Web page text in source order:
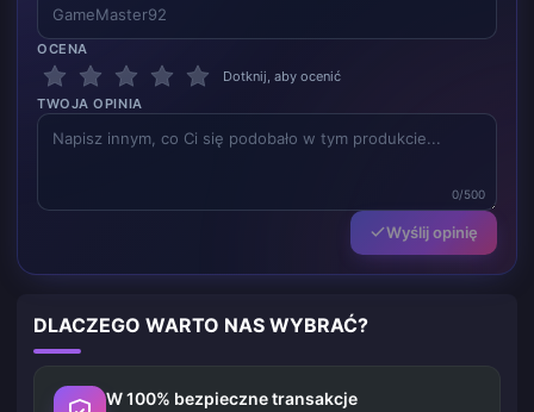
OCENA
Dotknij, aby ocenić
TWOJA OPINIA
0/500
Wyślij opinię
DLACZEGO WARTO NAS WYBRAĆ?
W 100% bezpieczne transakcje